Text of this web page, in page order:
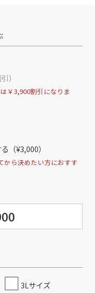
）
￥3,900割引になりま
（¥3,000）
ら決めたい方におすす
3Lサイズ